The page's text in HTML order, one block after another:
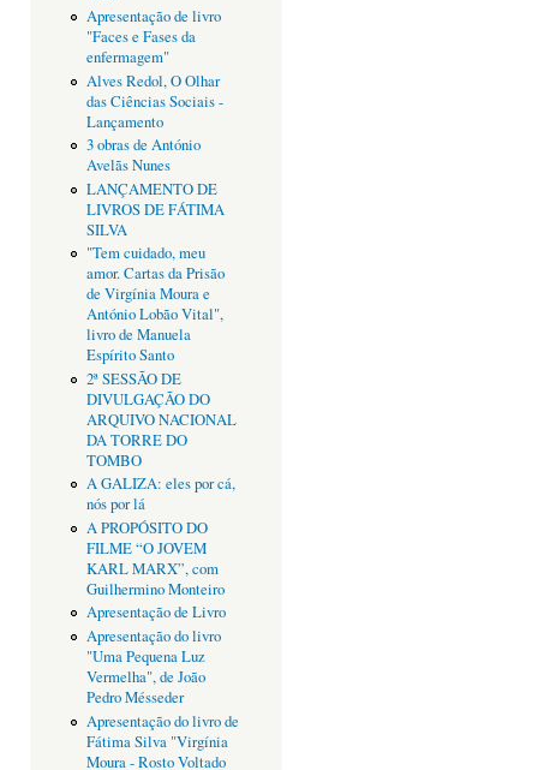
Apresentação de livro
"Faces e Fases da
enfermagem"
Alves Redol, O Olhar
das Ciências Sociais -
Lançamento
3 obras de António
Avelãs Nunes
LANÇAMENTO DE
LIVROS DE FÁTIMA
SILVA
"Tem cuidado, meu
amor. Cartas da Prisão
de Virgínia Moura e
António Lobão Vital",
livro de Manuela
Espírito Santo
2ª SESSÃO DE
DIVULGAÇÃO DO
ARQUIVO NACIONAL
DA TORRE DO
TOMBO
A GALIZA: eles por cá,
nós por lá
A PROPÓSITO DO
FILME “O JOVEM
KARL MARX”, com
Guilhermino Monteiro
Apresentação de Livro
Apresentação do livro
"Uma Pequena Luz
Vermelha", de João
Pedro Mésseder
Apresentação do livro de
Fátima Silva "Virgínia
Moura - Rosto Voltado